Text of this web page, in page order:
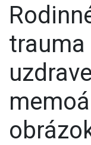
Rodinné tajomstvá,